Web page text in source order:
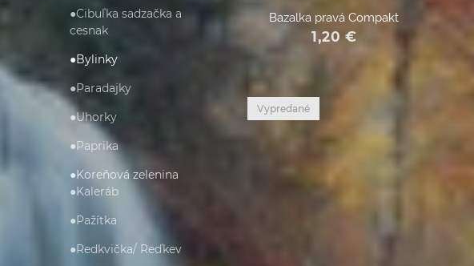
●Cibuľka sadzačka a
cesnak
●Bylinky
●Paradajky
●Uhorky
●Paprika
●Koreňová zelenina
●Kaleráb
●Pažítka
●Redkvička/ Reďkev
Bazalka pravá Compakt
1,20 €
Vypredané